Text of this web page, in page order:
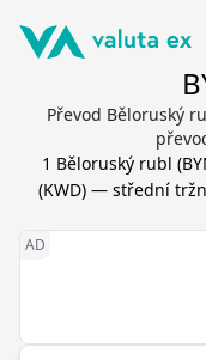
Převod Běloruský
1 Běloruský rubl (
(KWD) — střední